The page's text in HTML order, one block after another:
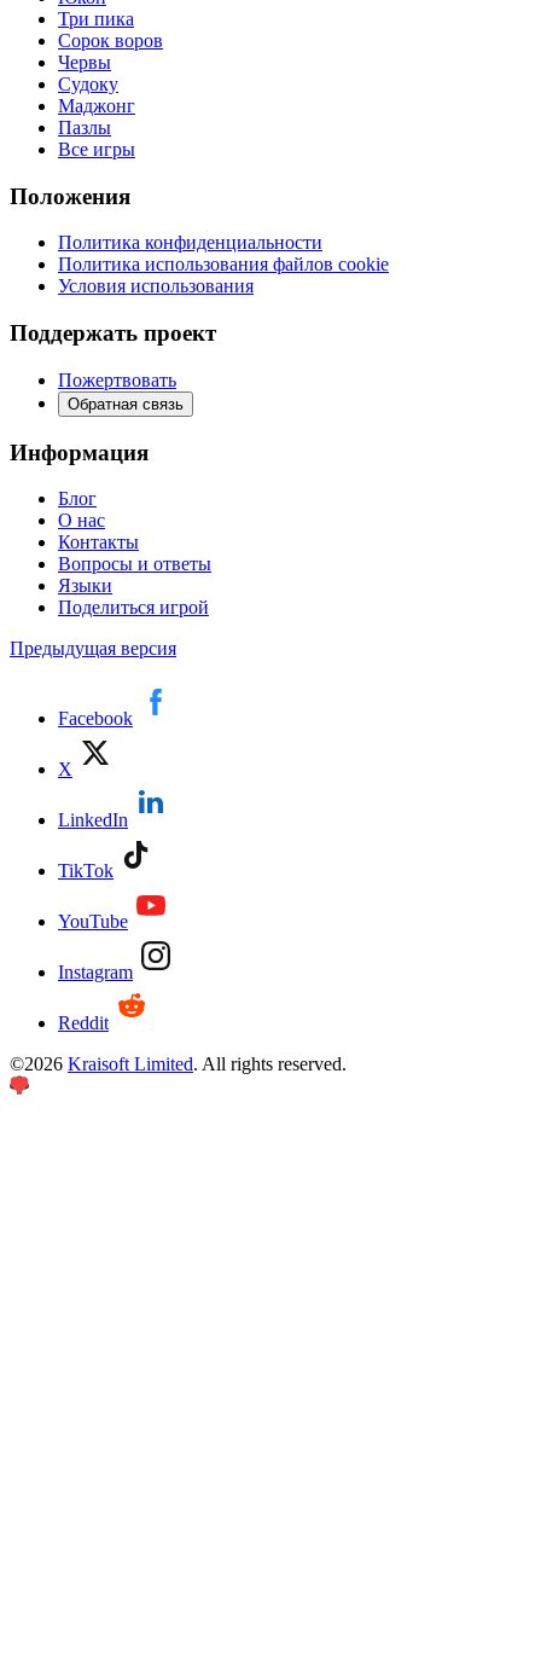
Три пика
Сорок воров
Червы
Судоку
Маджонг
Пазлы
Все игры
Положения
Политика конфиденциальности
Политика использования файлов cookie
Условия использования
Поддержать проект
Пожертвовать
Обратная связь
Информация
Блог
О нас
Контакты
Вопросы и ответы
Языки
Поделиться игрой
Предыдущая версия
Facebook
X
LinkedIn
TikTok
YouTube
Instagram
Reddit
©2026 Kraisoft Limited. All rights reserved.